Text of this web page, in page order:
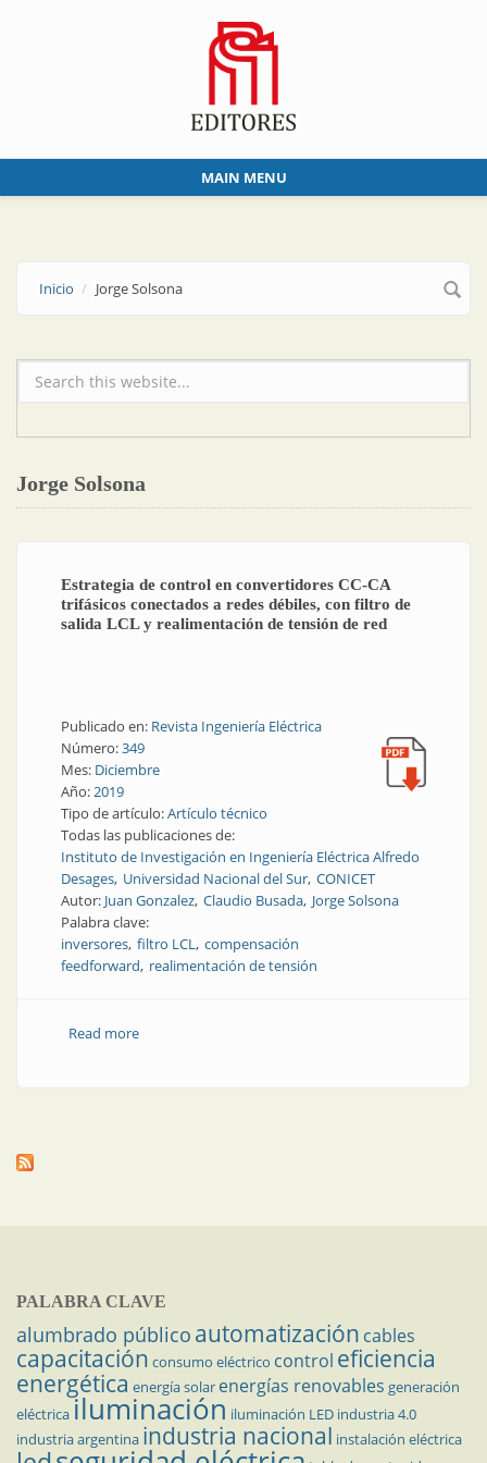
MAIN MENU
Inicio Jorge Solsona
Formulario de búsqueda
Jorge Solsona
Estrategia de control en convertidores CC-CA
trifásicos conectados a redes débiles, con filtro de
salida LCL y realimentación de tensión de red
Publicado en: Revista Ingeniería Eléctrica
Número:349
Mes: Diciembre
Año:2019
Tipo de artículo:Artículo técnico
Todas las publicaciones de:
Instituto de Investigación en Ingeniería Eléctrica Alfredo
Desages Universidad Nacional del Sur CONICET
Autor: Juan Gonzalez Claudio Busada Jorge Solsona
Palabra clave:
inversores filtro LCL compensación
feedforward realimentación de tensión
Read moreabout Estrategia de control en convertidores CC-CA
PALABRA CLAVE
alumbrado público automatización cables
capacitación consumo eléctrico control eficiencia
energética energía solar energías renovables generación
eléctricailuminación iluminación LED industria 4.0
industria argentina industria nacional instalación eléctrica